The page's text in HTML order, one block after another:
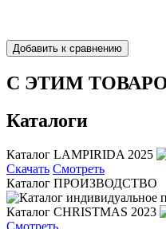
С ЭТИМ
Каталоги
Каталог LAMPIRIDA 2025
Скачать Смотреть
Каталог ПРОИЗВОДСТВО
Каталог CHRISTMAS 2023
Смотреть